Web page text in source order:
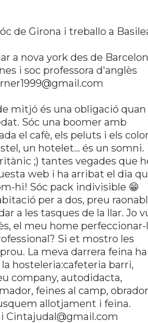
de Girona i treballo a
a nova york des de
i soc professora d'anglès
mitjó és una obligació quan
Sóc una boomer amb
el cafè, els peluts i els
un hotelet... és un somni.
;) tantes vegades que
web i ha arribat el dia
hi! Sóc pack indivisible 😁
per a dos, preu
a les tasques de la llar. Jo
el meu home perfeccionar-
Si et mostro les
La meva darrera feina ha
la hosteleria:cafeteria barri,
company, autodidacta,
feines al camp,
allotjament i feina.
Cintajudal@gmail.com